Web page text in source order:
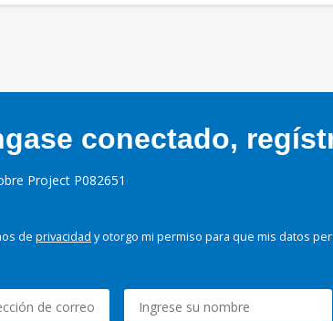
conectado,
Project P082651
de privacidad y otorgo mi permiso para que mis datos